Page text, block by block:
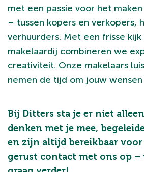
met een passie voor het
– tussen kopers en verkopers,
verhuurders. Met een frisse
makelaardij combineren we
creativiteit. Onze makelaars
nemen de tijd om jouw
Bij Ditters sta je er niet
denken met je mee,
en zijn altijd bereikbaar voor
gerust contact met ons op –